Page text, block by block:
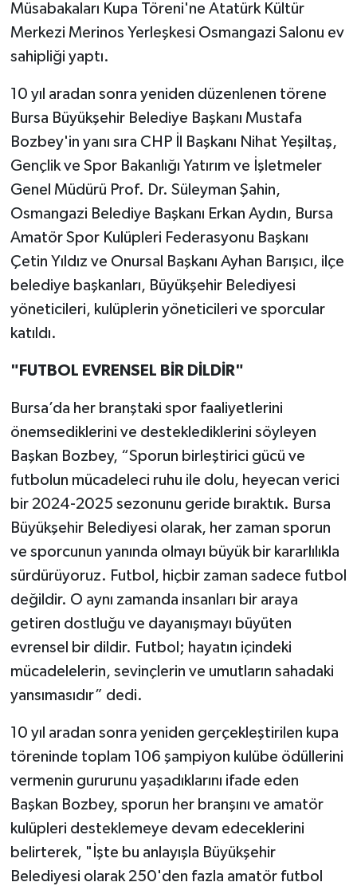
Müsabakaları Kupa Töreni'ne Atatürk Kültür
Merkezi Merinos Yerleşkesi Osmangazi Salonu ev
sahipliği yaptı.
10 yıl aradan sonra yeniden düzenlenen törene
Bursa Büyükşehir Belediye Başkanı Mustafa
Bozbey'in yanı sıra CHP İl Başkanı Nihat Yeşiltaş,
Gençlik ve Spor Bakanlığı Yatırım ve İşletmeler
Genel Müdürü Prof. Dr. Süleyman Şahin,
Osmangazi Belediye Başkanı Erkan Aydın, Bursa
Amatör Spor Kulüpleri Federasyonu Başkanı
Çetin Yıldız ve Onursal Başkanı Ayhan Barışıcı, ilçe
belediye başkanları, Büyükşehir Belediyesi
yöneticileri, kulüplerin yöneticileri ve sporcular
katıldı.
"FUTBOL EVRENSEL BİR DİLDİR"
Bursa’da her branştaki spor faaliyetlerini
önemsediklerini ve desteklediklerini söyleyen
Başkan Bozbey, “Sporun birleştirici gücü ve
futbolun mücadeleci ruhu ile dolu, heyecan verici
bir 2024-2025 sezonunu geride bıraktık. Bursa
Büyükşehir Belediyesi olarak, her zaman sporun
ve sporcunun yanında olmayı büyük bir kararlılıkla
sürdürüyoruz. Futbol, hiçbir zaman sadece futbol
değildir. O aynı zamanda insanları bir araya
getiren dostluğu ve dayanışmayı büyüten
evrensel bir dildir. Futbol; hayatın içindeki
mücadelelerin, sevinçlerin ve umutların sahadaki
yansımasıdır” dedi.
10 yıl aradan sonra yeniden gerçekleştirilen kupa
töreninde toplam 106 şampiyon kulübe ödüllerini
vermenin gururunu yaşadıklarını ifade eden
Başkan Bozbey, sporun her branşını ve amatör
kulüpleri desteklemeye devam edeceklerini
belirterek, "İşte bu anlayışla Büyükşehir
Belediyesi olarak 250'den fazla amatör futbol